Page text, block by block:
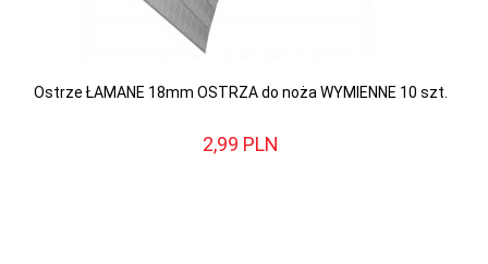
Ostrze ŁAMANE 18mm OSTRZA do noża WYMIENNE 10 szt.
2,99 PLN